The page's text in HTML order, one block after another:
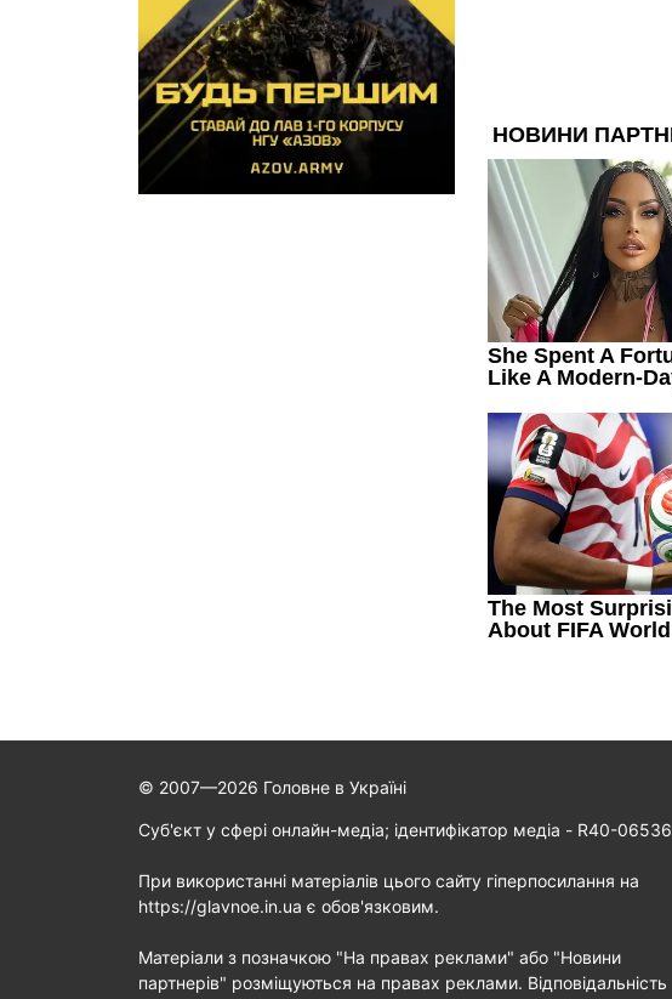
© 2007—2026 Головне в Україні
Cуб'єкт у сфері онлайн-медіа; ідентифікатор медіа - R40-06536
При використанні матеріалів цього сайту гіперпосилання на
https://glavnoe.in.ua є обов'язковим.
Матеріали з позначкою "На правах реклами" або "Новини
партнерів" розміщуються на правах реклами. Відповідальність